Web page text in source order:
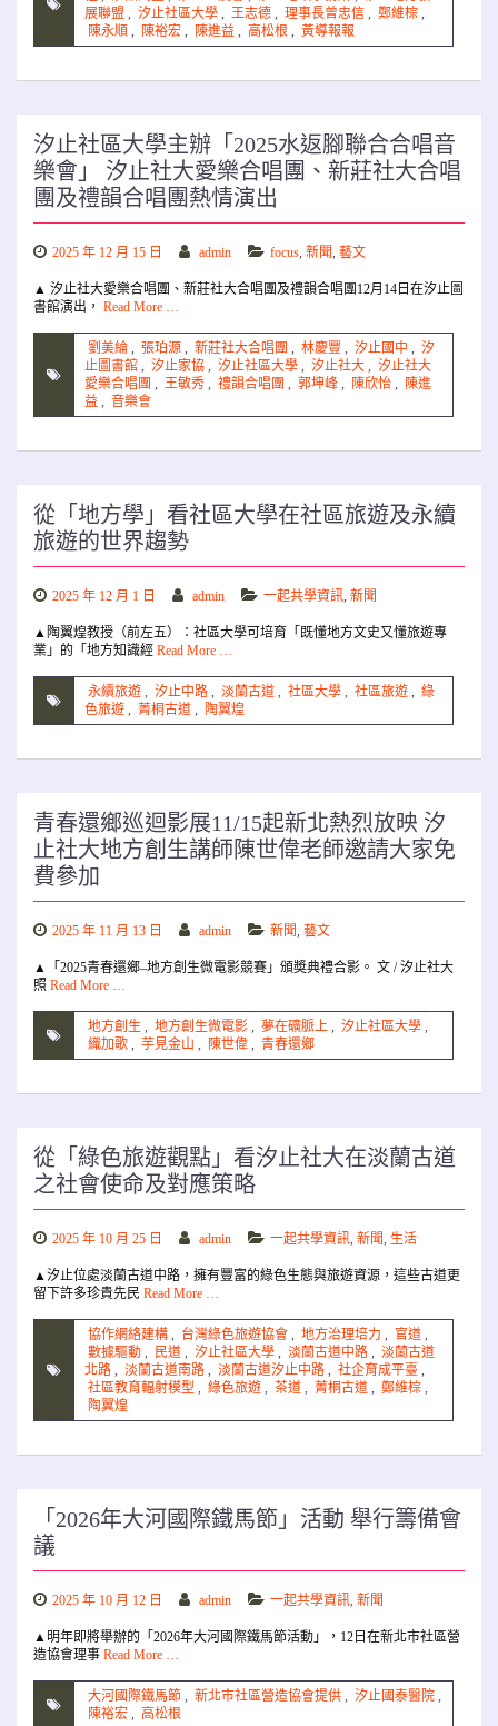
展聯盟 , 汐止社區大學 , 王志德 , 理事長曾忠信 , 鄭維棕 ,
陳永順 , 陳裕宏 , 陳進益 , 高松根 , 黃導報報
汐止社區大學主辦「2025水返腳聯合合唱音
樂會」 汐止社大愛樂合唱團、新莊社大合唱
團及禮韻合唱團熱情演出
2025 年 12 月 15 日 admin focus, 新聞, 藝文
▲ 汐止社大愛樂合唱團、新莊社大合唱團及禮韻合唱團12月14日在汐止圖
書館演出， Read More …
劉美綸 , 張珀源 , 新莊社大合唱團 , 林慶豐 , 汐止國中 , 汐
止圖書館 , 汐止家協 , 汐止社區大學 , 汐止社大 , 汐止社大
愛樂合唱團 , 王敏秀 , 禮韻合唱團 , 郭坤峰 , 陳欣怡 ,
陳進
益 , 音樂會
從「地方學」看社區大學在社區旅遊及永續
旅遊的世界趨勢
2025 年 12 月 1 日 admin 一起共學資訊, 新聞
▲陶翼煌教授（前左五）：社區大學可培育「既懂地方文史又懂旅遊專
業」的「地方知識經 Read More …
永續旅遊 , 汐止中路 , 淡蘭古道 , 社區大學 , 社區旅遊 , 綠
色旅遊 , 菁桐古道 , 陶翼煌
青春還鄉巡迴影展11/15起新北熱烈放映 汐
止社大地方創生講師陳世偉老師邀請大家免
費參加
2025 年 11 月 13 日 admin 新聞, 藝文
▲「2025青春還鄉–地方創生微電影競賽」頒奬典禮合影。 文 / 汐止社大
照 Read More …
地方創生 , 地方創生微電影 , 夢在礦脈上 , 汐止社區大學 ,
織加歌 , 芋見金山 , 陳世偉 , 青春還鄉
從「綠色旅遊觀點」看汐止社大在淡蘭古道
之社會使命及對應策略
2025 年 10 月 25 日 admin 一起共學資訊, 新聞, 生活
▲汐止位處淡蘭古道中路，擁有豐富的綠色生態與旅遊資源，這些古道更
留下許多珍貴先民 Read More …
協作網絡建構 , 台灣綠色旅遊協會 , 地方治理培力 , 官道 ,
數據驅動 , 民道 , 汐止社區大學 , 淡蘭古道中路 , 淡蘭古道
北路 , 淡蘭古道南路 , 淡蘭古道汐止中路 , 社企育成平臺 ,
社區教育輻射模型 , 綠色旅遊 , 茶道 , 菁桐古道 , 鄭維棕 ,
陶翼煌
「2026年大河國際鐵馬節」活動 舉行籌備會
議
2025 年 10 月 12 日 admin 一起共學資訊, 新聞
▲明年即將舉辦的「2026年大河國際鐵馬節活動」，12日在新北市社區營
造協會理事 Read More …
大河國際鐵馬節 , 新北市社區營造協會提供 , 汐止國泰醫院 ,
陳裕宏 , 高松根